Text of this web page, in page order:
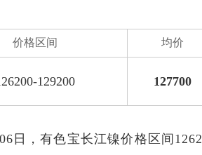
价格区间 均价
129200 127700
日，有色宝长江镍价格区间